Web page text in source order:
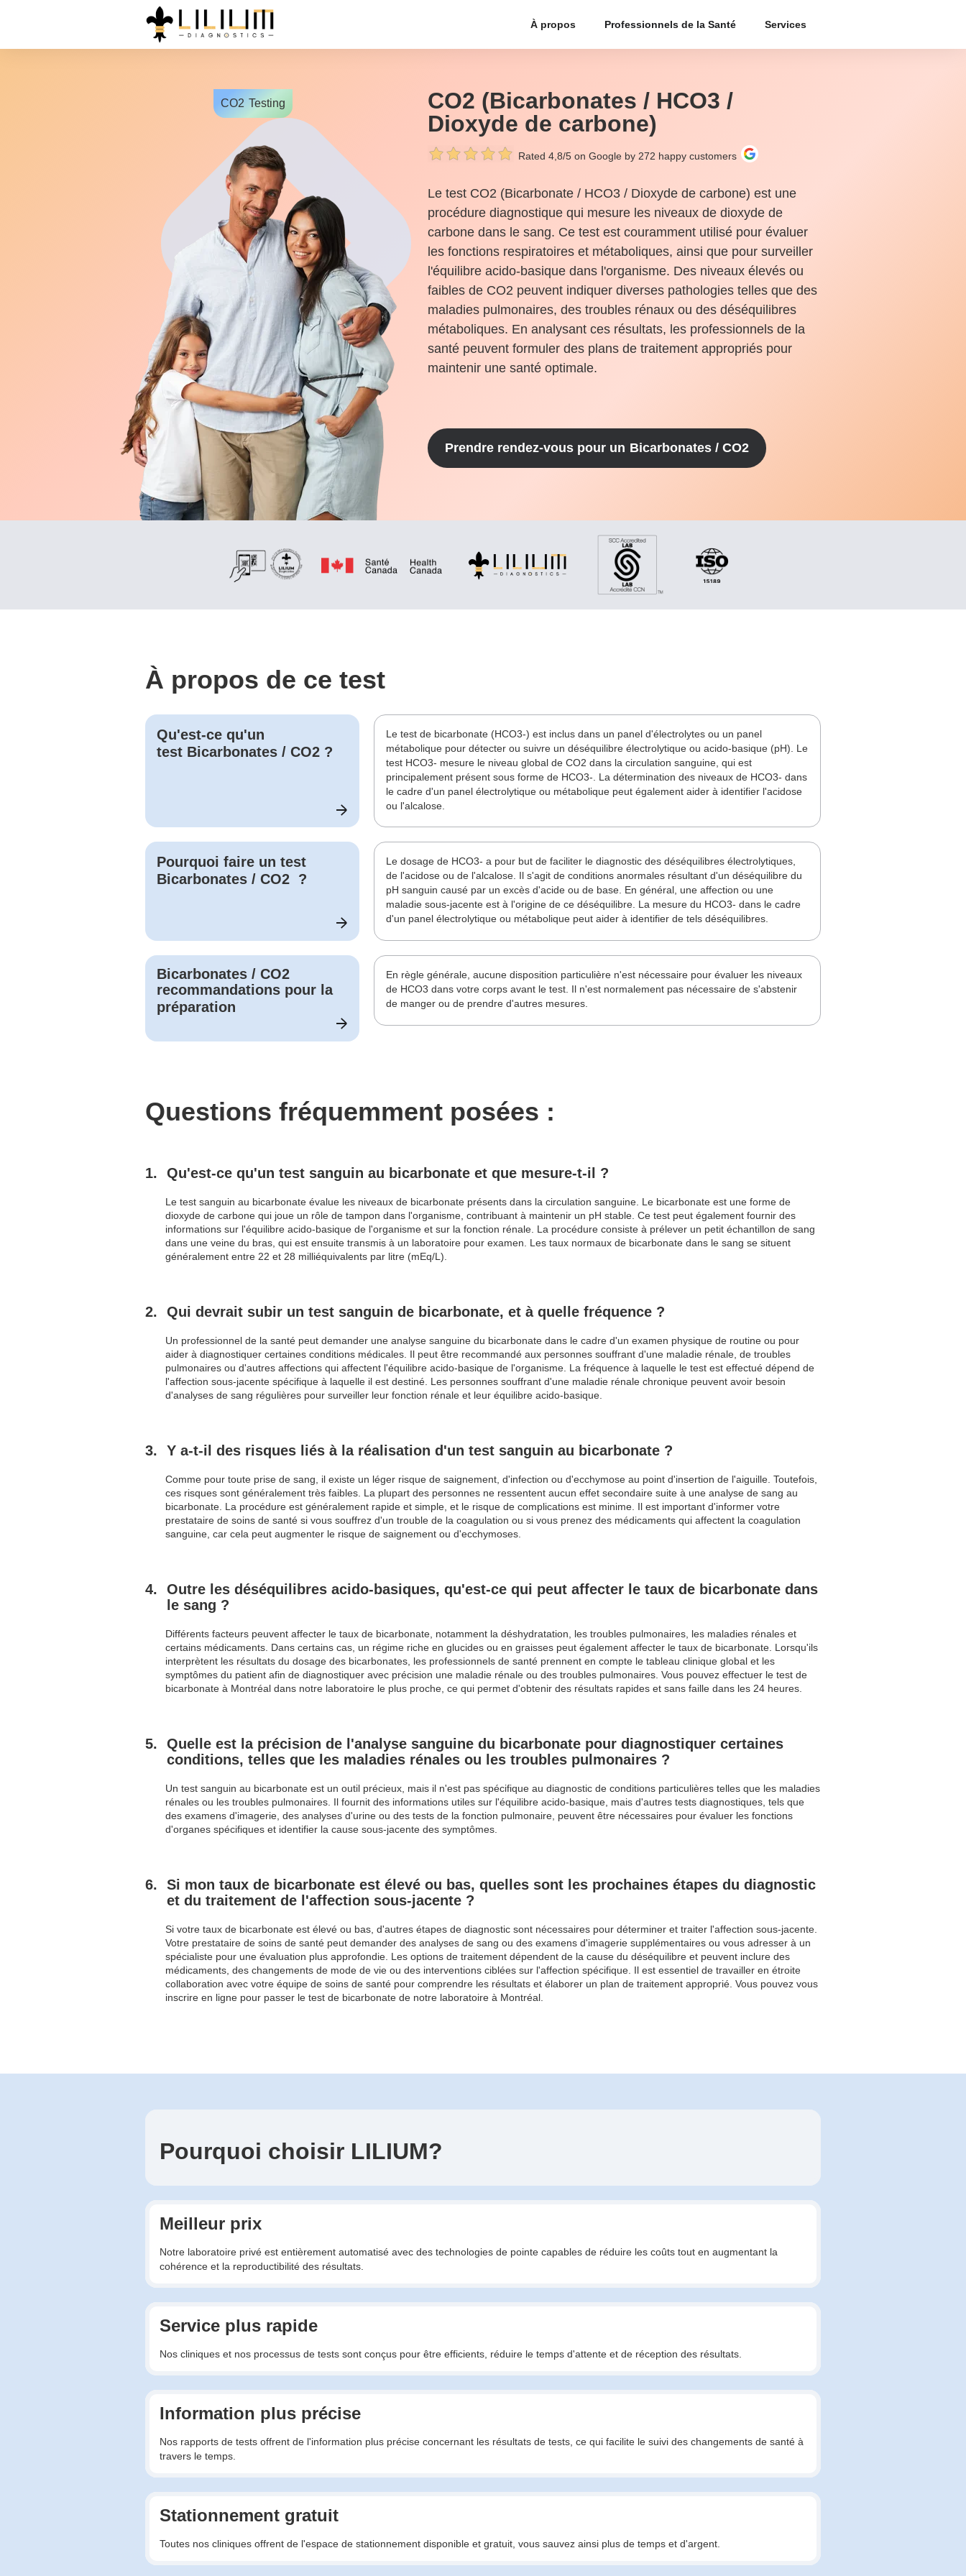
À propos Professionnels de la Santé Services
CO2 Testing
CO2 (Bicarbonates / HCO3 /
Dioxyde de carbone)
Rated 4,8/5 on Google by 272 happy customers
Le test CO2 (Bicarbonate / HCO3 / Dioxyde de carbone) est une
procédure diagnostique qui mesure les niveaux de dioxyde de
carbone dans le sang. Ce test est couramment utilisé pour évaluer
les fonctions respiratoires et métaboliques, ainsi que pour surveiller
l'équilibre acido-basique dans l'organisme. Des niveaux élevés ou
faibles de CO2 peuvent indiquer diverses pathologies telles que des
maladies pulmonaires, des troubles rénaux ou des déséquilibres
métaboliques. En analysant ces résultats, les professionnels de la
santé peuvent formuler des plans de traitement appropriés pour
maintenir une santé optimale.
Prendre rendez-vous pour un Bicarbonates / CO2
À propos de ce test
Qu'est-ce qu'un
test Bicarbonates / CO2 ?
Le test de bicarbonate (HCO3-) est inclus dans un panel d'électrolytes ou un panel
métabolique pour détecter ou suivre un déséquilibre électrolytique ou acido-basique (pH). Le
test HCO3- mesure le niveau global de CO2 dans la circulation sanguine, qui est
principalement présent sous forme de HCO3-. La détermination des niveaux de HCO3- dans
le cadre d'un panel électrolytique ou métabolique peut également aider à identifier l'acidose
ou l'alcalose.
Pourquoi faire un test
Bicarbonates / CO2 ?
Le dosage de HCO3- a pour but de faciliter le diagnostic des déséquilibres électrolytiques,
de l'acidose ou de l'alcalose. Il s'agit de conditions anormales résultant d'un déséquilibre du
pH sanguin causé par un excès d'acide ou de base. En général, une affection ou une
maladie sous-jacente est à l'origine de ce déséquilibre. La mesure du HCO3- dans le cadre
d'un panel électrolytique ou métabolique peut aider à identifier de tels déséquilibres.
Bicarbonates / CO2
recommandations pour la
préparation
En règle générale, aucune disposition particulière n'est nécessaire pour évaluer les niveaux
de HCO3 dans votre corps avant le test. Il n'est normalement pas nécessaire de s'abstenir
de manger ou de prendre d'autres mesures.
Questions fréquemment posées :
Qu'est-ce qu'un test sanguin au bicarbonate et que mesure-t-il ?
Le test sanguin au bicarbonate évalue les niveaux de bicarbonate présents dans la circulation sanguine. Le bicarbonate est une forme de
dioxyde de carbone qui joue un rôle de tampon dans l'organisme, contribuant à maintenir un pH stable. Ce test peut également fournir des
informations sur l'équilibre acido-basique de l'organisme et sur la fonction rénale. La procédure consiste à prélever un petit échantillon de sang
dans une veine du bras, qui est ensuite transmis à un laboratoire pour examen. Les taux normaux de bicarbonate dans le sang se situent
généralement entre 22 et 28 milliéquivalents par litre (mEq/L).
Qui devrait subir un test sanguin de bicarbonate, et à quelle fréquence ?
Un professionnel de la santé peut demander une analyse sanguine du bicarbonate dans le cadre d'un examen physique de routine ou pour
aider à diagnostiquer certaines conditions médicales. Il peut être recommandé aux personnes souffrant d'une maladie rénale, de troubles
pulmonaires ou d'autres affections qui affectent l'équilibre acido-basique de l'organisme. La fréquence à laquelle le test est effectué dépend de
l'affection sous-jacente spécifique à laquelle il est destiné. Les personnes souffrant d'une maladie rénale chronique peuvent avoir besoin
d'analyses de sang régulières pour surveiller leur fonction rénale et leur équilibre acido-basique.
Y a-t-il des risques liés à la réalisation d'un test sanguin au bicarbonate ?
Comme pour toute prise de sang, il existe un léger risque de saignement, d'infection ou d'ecchymose au point d'insertion de l'aiguille. Toutefois,
ces risques sont généralement très faibles. La plupart des personnes ne ressentent aucun effet secondaire suite à une analyse de sang au
bicarbonate. La procédure est généralement rapide et simple, et le risque de complications est minime. Il est important d'informer votre
prestataire de soins de santé si vous souffrez d'un trouble de la coagulation ou si vous prenez des médicaments qui affectent la coagulation
sanguine, car cela peut augmenter le risque de saignement ou d'ecchymoses.
Outre les déséquilibres acido-basiques, qu'est-ce qui peut affecter le taux de bicarbonate dans
le sang ?
Différents facteurs peuvent affecter le taux de bicarbonate, notamment la déshydratation, les troubles pulmonaires, les maladies rénales et
certains médicaments. Dans certains cas, un régime riche en glucides ou en graisses peut également affecter le taux de bicarbonate. Lorsqu'ils
interprètent les résultats du dosage des bicarbonates, les professionnels de santé prennent en compte le tableau clinique global et les
symptômes du patient afin de diagnostiquer avec précision une maladie rénale ou des troubles pulmonaires. Vous pouvez effectuer le test de
bicarbonate à Montréal dans notre laboratoire le plus proche, ce qui permet d'obtenir des résultats rapides et sans faille dans les 24 heures.
Quelle est la précision de l'analyse sanguine du bicarbonate pour diagnostiquer certaines
conditions, telles que les maladies rénales ou les troubles pulmonaires ?
Un test sanguin au bicarbonate est un outil précieux, mais il n'est pas spécifique au diagnostic de conditions particulières telles que les maladies
rénales ou les troubles pulmonaires. Il fournit des informations utiles sur l'équilibre acido-basique, mais d'autres tests diagnostiques, tels que
des examens d'imagerie, des analyses d'urine ou des tests de la fonction pulmonaire, peuvent être nécessaires pour évaluer les fonctions
d'organes spécifiques et identifier la cause sous-jacente des symptômes.
Si mon taux de bicarbonate est élevé ou bas, quelles sont les prochaines étapes du diagnostic
et du traitement de l'affection sous-jacente ?
Si votre taux de bicarbonate est élevé ou bas, d'autres étapes de diagnostic sont nécessaires pour déterminer et traiter l'affection sous-jacente.
Votre prestataire de soins de santé peut demander des analyses de sang ou des examens d'imagerie supplémentaires ou vous adresser à un
spécialiste pour une évaluation plus approfondie. Les options de traitement dépendent de la cause du déséquilibre et peuvent inclure des
médicaments, des changements de mode de vie ou des interventions ciblées sur l'affection spécifique. Il est essentiel de travailler en étroite
collaboration avec votre équipe de soins de santé pour comprendre les résultats et élaborer un plan de traitement approprié. Vous pouvez vous
inscrire en ligne pour passer le test de bicarbonate de notre laboratoire à Montréal.
Pourquoi choisir LILIUM?
Meilleur prix
Notre laboratoire privé est entièrement automatisé avec des technologies de pointe capables de réduire les coûts tout en augmentant la
cohérence et la reproductibilité des résultats.
Service plus rapide
Nos cliniques et nos processus de tests sont conçus pour être efficients, réduire le temps d'attente et de réception des résultats.
Information plus précise
Nos rapports de tests offrent de l'information plus précise concernant les résultats de tests, ce qui facilite le suivi des changements de santé à
travers le temps.
Stationnement gratuit
Toutes nos cliniques offrent de l'espace de stationnement disponible et gratuit, vous sauvez ainsi plus de temps et d'argent.